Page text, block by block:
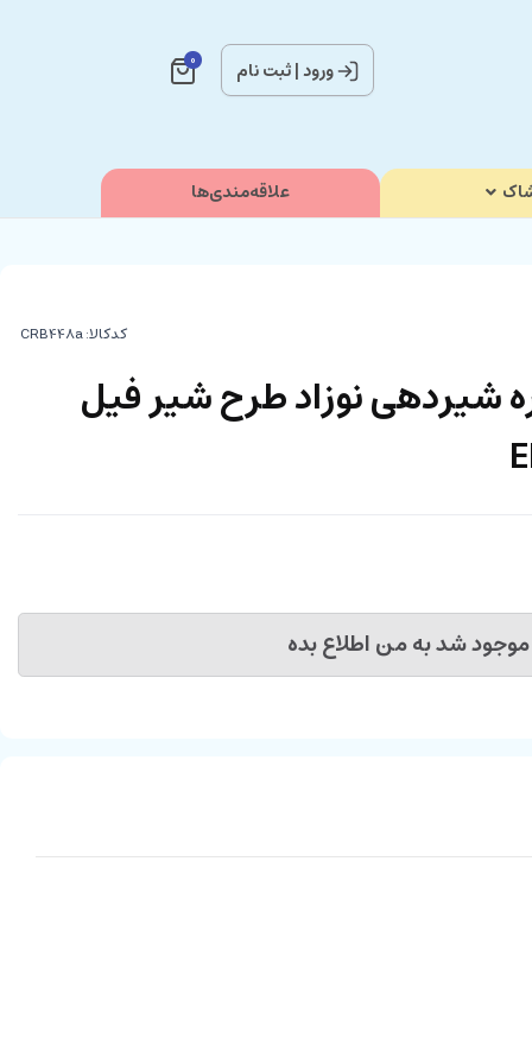
ورود|ثبت نام 0
علاقه‌مندی‌ها
کدکالا:
شیردهی نوزاد طرح شیر فیل
موجود شد به من اطلاع بده